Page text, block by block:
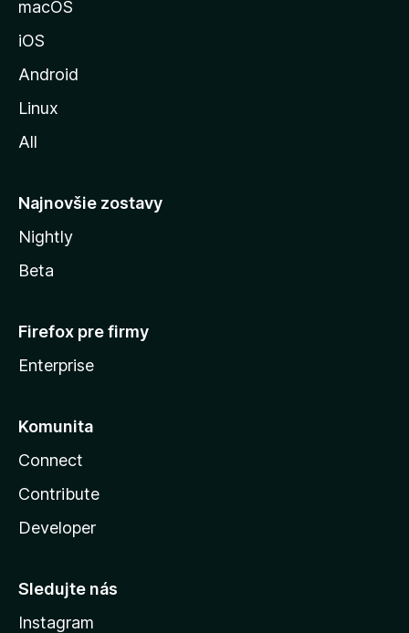
o
z
l
macOS
iOS
Android
Linux
All
Najnovšie zostavy
Nightly
Beta
Firefox pre firmy
Enterprise
Komunita
Connect
Contribute
Developer
Sledujte nás
Instagram